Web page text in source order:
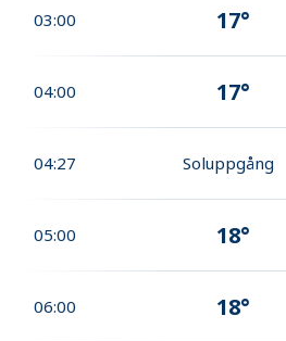
03:00 17°
04:00 17°
04:27 Soluppgång
05:00 18°
06:00 18°